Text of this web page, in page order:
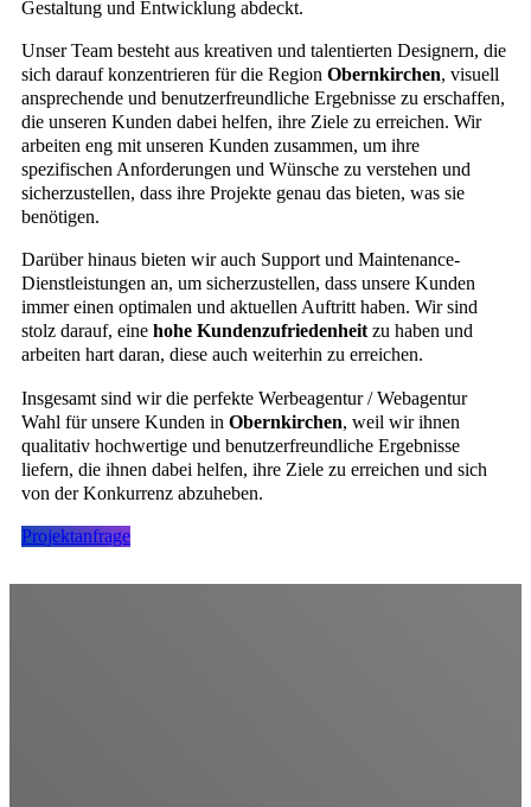
Gestaltung und Entwicklung abdeckt.
Unser Team besteht aus kreativen und talentierten Designern, die
sich darauf konzentrieren für die Region Obernkirchen, visuell
ansprechende und benutzerfreundliche Ergebnisse zu erschaffen,
die unseren Kunden dabei helfen, ihre Ziele zu erreichen. Wir
arbeiten eng mit unseren Kunden zusammen, um ihre
spezifischen Anforderungen und Wünsche zu verstehen und
sicherzustellen, dass ihre Projekte genau das bieten, was sie
benötigen.
Darüber hinaus bieten wir auch Support und Maintenance-
Dienstleistungen an, um sicherzustellen, dass unsere Kunden
immer einen optimalen und aktuellen Auftritt haben. Wir sind
stolz darauf, eine hohe Kundenzufriedenheitzu haben und
arbeiten hart daran, diese auch weiterhin zu erreichen.
Insgesamt sind wir die perfekte Werbeagentur / Webagentur
Wahl für unsere Kunden in Obernkirchen, weil wir ihnen
qualitativ hochwertige und benutzerfreundliche Ergebnisse
liefern, die ihnen dabei helfen, ihre Ziele zu erreichen und sich
von der Konkurrenz abzuheben.
Projektanfrage